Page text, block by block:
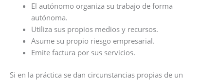
El autónomo organiza su trabajo de forma
autónoma.
Utiliza sus propios medios y recursos.
Asume su propio riesgo empresarial.
Emite factura por sus servicios.
Si en la práctica se dan circunstancias propias de un